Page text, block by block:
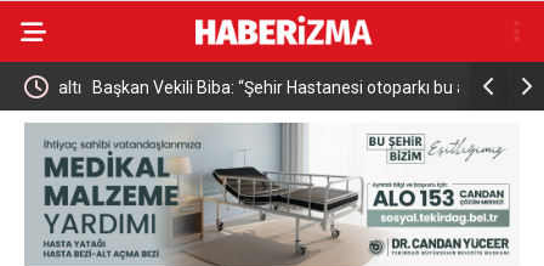
Başkan Vekili Biba: “Şehir Hastanesi otoparkı bu ay
hizmete açılacak”
Sağlık
Denetledi